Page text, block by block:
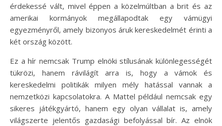
érdekessé vált, mivel éppen a közelmúltban a brit és az
amerikai kormányok megállapodtak egy vámügyi
egyezményről, amely bizonyos áruk kereskedelmét érinti a
két ország között.
Ez a hír nemcsak Trump elnöki stílusának különlegességét
tükrözi, hanem rávilágít arra is, hogy a vámok és
kereskedelmi politikák milyen mély hatással vannak a
nemzetközi kapcsolatokra. A Mattel például nemcsak egy
sikeres játékgyártó, hanem egy olyan vállalat is, amely
világszerte jelentős gazdasági befolyással bír. Az elnök